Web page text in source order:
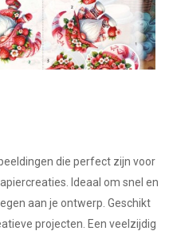
die perfect zijn voor
Ideaal om snel en
aan je ontwerp. Geschikt
projecten. Een veelzijdig